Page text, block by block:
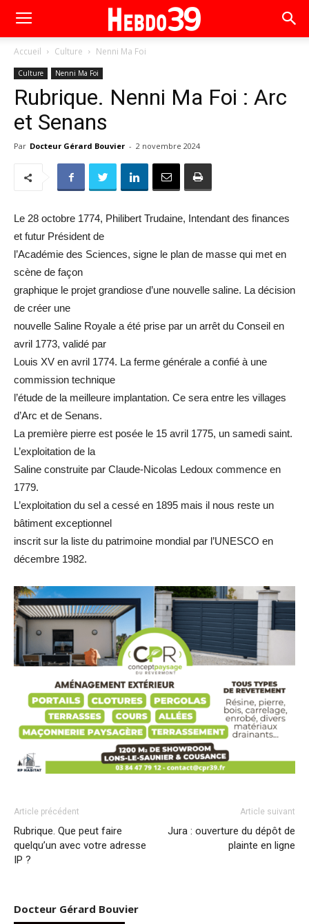
Accueil Culture Nenni Ma Foi
Culture Nenni Ma Foi
Rubrique. Nenni Ma Foi : Arc
et Senans
Par Docteur Gérard Bouvier - 2 novembre 2024
Le 28 octobre 1774, Philibert Trudaine, Intendant des finances
et futur Président de
l’Académie des Sciences, signe le plan de masse qui met en
scène de façon
graphique le projet grandiose d’une nouvelle saline. La décision
de créer une
nouvelle Saline Royale a été prise par un arrêt du Conseil en
avril 1773, validé par
Louis XV en avril 1774. La ferme générale a confié à une
commission technique
l’étude de la meilleure implantation. Ce sera entre les villages
d’Arc et de Senans.
La première pierre est posée le 15 avril 1775, un samedi saint.
L’exploitation de la
Saline construite par Claude-Nicolas Ledoux commence en
1779.
L’exploitation du sel a cessé en 1895 mais il nous reste un
bâtiment exceptionnel
inscrit sur la liste du patrimoine mondial par l’UNESCO en
décembre 1982.
Article précédent
Rubrique. Que peut faire
quelqu’un avec votre adresse
IP ?
Article suivant
Jura : ouverture du dépôt de
plainte en ligne
Docteur Gérard Bouvier